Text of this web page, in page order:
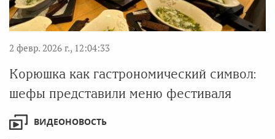
2 февр. 2026 г., 12:04:33
Корюшка как гастрономический символ:
шефы представили меню фестиваля
ВИДЕОНОВОСТЬ